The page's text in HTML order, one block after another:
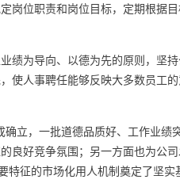
岗位职责和岗位目标，定期根据
绩为导向、以德为先的原则，坚
使人事聘任能够反映大多数员工的
立，一批道德品质好、工作业
良好竞争氛围；另一方面也为公
征的市场化用人机制奠定了坚实